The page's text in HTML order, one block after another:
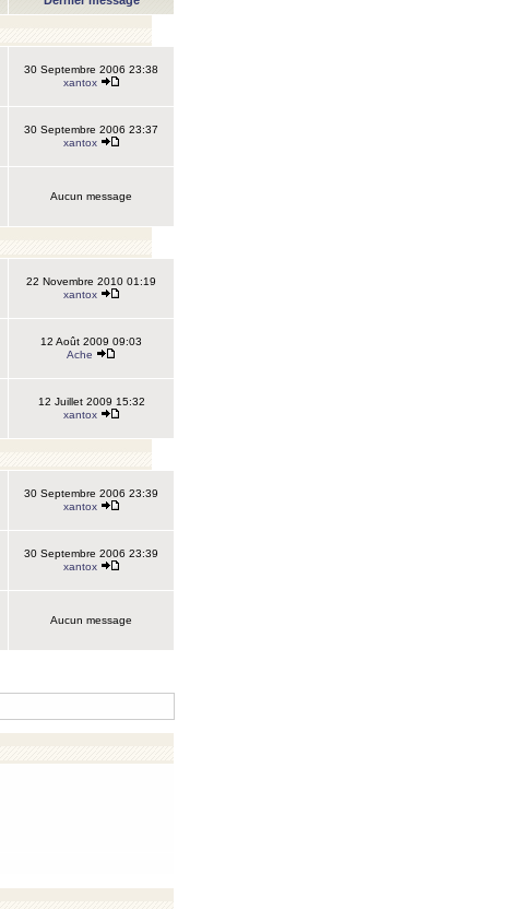
30 Septembre 2006 23:38
xantox
30 Septembre 2006 23:37
xantox
Aucun message
22 Novembre 2010 01:19
xantox
12 Août 2009 09:03
Ache
12 Juillet 2009 15:32
xantox
30 Septembre 2006 23:39
xantox
30 Septembre 2006 23:39
xantox
Aucun message